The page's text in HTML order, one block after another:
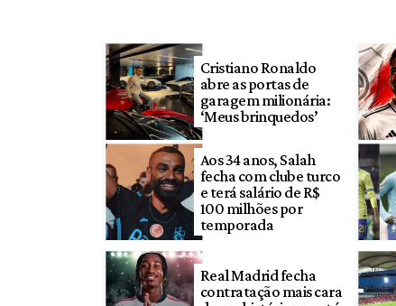
Cristiano Ronaldo
abre as portas de
garagem milionária:
‘Meus brinquedos’
Aos 34 anos, Salah
fecha com clube turco
e terá salário de R$
100 milhões por
temporada
Real Madrid fecha
contratação mais cara